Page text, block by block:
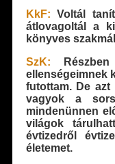
KkF: Voltál
átlovagoltál a
könyves
SzK: Részben
ellenségeimnek
futottam. De
vagyok a
mindenünnen
világok
évtizedről
életemet.